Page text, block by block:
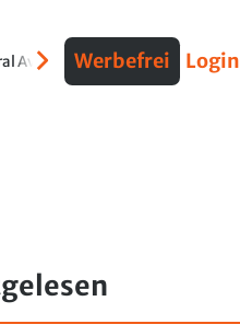
AviationVerteidigungInterviews
Werbefrei Login